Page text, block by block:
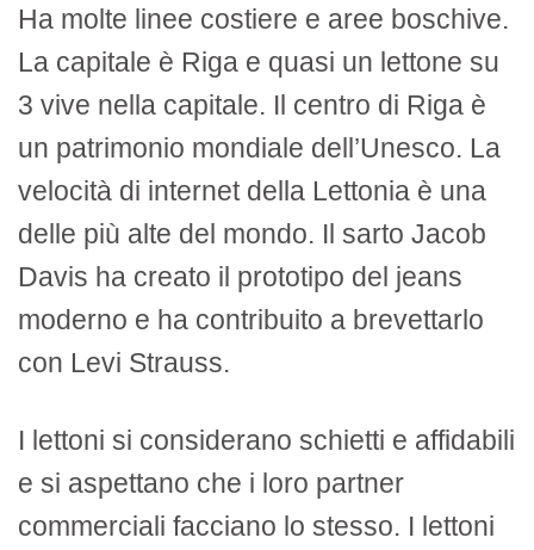
Ha molte linee costiere e aree boschive.
La capitale è Riga e quasi un lettone su
3 vive nella capitale. Il centro di Riga è
un patrimonio mondiale dell’Unesco. La
velocità di internet della Lettonia è una
delle più alte del mondo. Il sarto Jacob
Davis ha creato il prototipo del jeans
moderno e ha contribuito a brevettarlo
con Levi Strauss.
I lettoni si considerano schietti e affidabili
e si aspettano che i loro partner
commerciali facciano lo stesso. I lettoni